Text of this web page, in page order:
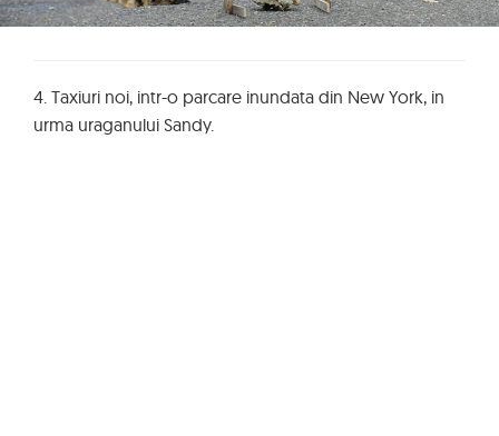
4. Taxiuri noi, intr-o parcare inundata din New York, in
urma uraganului Sandy.